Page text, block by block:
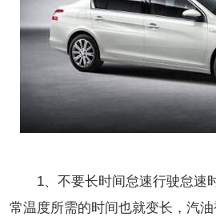
1、不要长时间怠速行驶怠速
常温度所需的时间也就变长，汽